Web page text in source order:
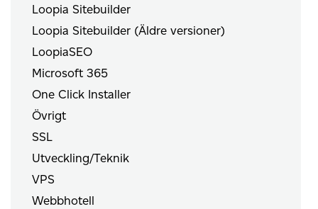
Loopia Sitebuilder
Loopia Sitebuilder (Äldre versioner)
LoopiaSEO
Microsoft 365
One Click Installer
Övrigt
SSL
Utveckling/Teknik
VPS
Webbhotell